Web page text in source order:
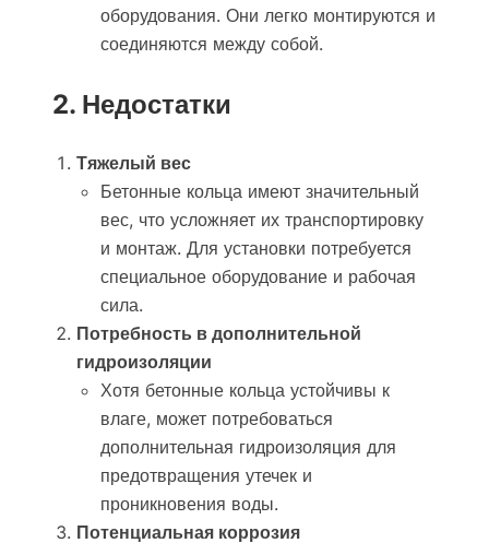
оборудования. Они легко монтируются и
соединяются между собой.
2. Недостатки
Тяжелый вес
Бетонные кольца имеют значительный
вес, что усложняет их транспортировку
и монтаж. Для установки потребуется
специальное оборудование и рабочая
сила.
Потребность в дополнительной
гидроизоляции
Хотя бетонные кольца устойчивы к
влаге, может потребоваться
дополнительная гидроизоляция для
предотвращения утечек и
проникновения воды.
Потенциальная коррозия